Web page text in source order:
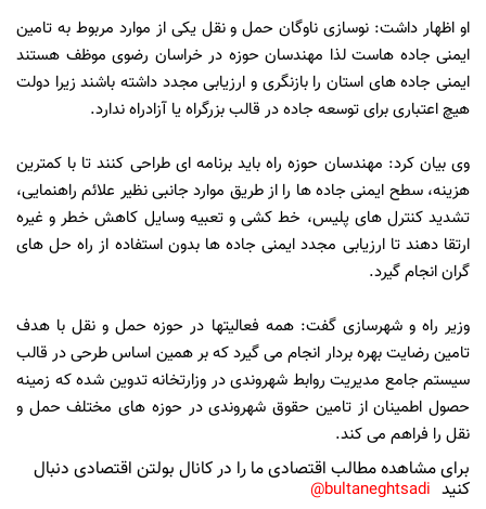
او اظهار داشت: نوسازی ناوگان حمل و نقل یکی از موارد مربوط به تامین
ایمنی جاده هاست لذا مهندسان حوزه در خراسان رضوی موظف هستند
ایمنی جاده های استان را بازنگری و ارزیابی مجدد داشته باشند زیرا دولت
هیچ اعتباری برای توسعه جاده در قالب بزرگراه یا آزادراه ندارد.
وی بیان کرد: مهندسان حوزه راه باید برنامه ای طراحی کنند تا با کمترین
هزینه، سطح ایمنی جاده ها را از طریق موارد جانبی نظیر علائم راهنمایی،
تشدید کنترل های پلیس، خط کشی و تعبیه وسایل کاهش خطر و غیره
ارتقا دهند تا ارزیابی مجدد ایمنی جاده ها بدون استفاده از راه حل های
گران انجام گیرد.
وزیر راه و شهرسازی گفت: همه فعالیتها در حوزه حمل و نقل با هدف
تامین رضایت بهره بردار انجام می گیرد که بر همین اساس طرحی در قالب
سیستم جامع مدیریت روابط شهروندی در وزارتخانه تدوین شده که زمینه
حصول اطمینان از تامین حقوق شهروندی در حوزه های مختلف حمل و
نقل را فراهم می کند.
برای مشاهده مطالب اقتصادی ما را در کانال بولتن اقتصادی دنبال
کنید bultaneghtsadi@